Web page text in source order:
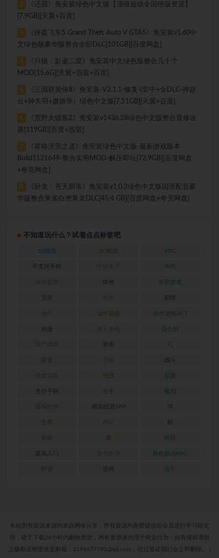
2
《还愿》免安装绿色中文版【顶级超级全国绝版资源】
[7.9GB][天翼+百度]
3
《侠盗飞车5 Grand Theft Auto V GTA5》免安装v1.60中
文绿色版豪华版整合全部DLC[101GB][百度网盘]
4
《只狼：影逝二度》免安装中文绿色版整合几十个
MOD[15.6G][天翼+迅雷+百度]
5
《三国群英传8》免安装-V2.1.1-修复-(官中+全DLC-神赵
云+神关羽+虞姬等）绿色中文版[7.51GB][天翼+百度]
6
《荒野大镖客2》免安装v1436.28绿色中文版整合置修改
器[119GB][百度+迅雷]
7
《霍格沃茨之遗》免安装绿色中文版-最新游戏版本
Build1121649-整合实用MOD-解压即玩[72.9GB][百度网盘
+夸克网盘]
8
《卧龙：苍天陨落》免安装v1.0.2绿色中文版国语配音豪
华版整合朱雀白虎青龙DLC[45.4 GB][百度网盘+夸克网盘]
不知道玩什么？试着点点标签吧
2D画面 3D画面 RPG
不支持手柄 休闲
体验 全部游戏
冒险 剧情
动作冒险 动作游戏ACT
动漫 回合制
射击 幻
建造 战斗
挑战 探索
支持手柄 模拟
模拟经营SIM 球
生存 程
索 经营
菜鸟入门 角色扮演RPG
选择 音乐
本站所有资源来源均来自网络分享，所有资源均免费提供给会员进行学习研究
用，请于下载24小时内删除资源，所有资源请勿用于商业行为！如有侵权请附
上版权证明发送至邮箱：2191677791@qq.com，经过查证我们会立即删除。